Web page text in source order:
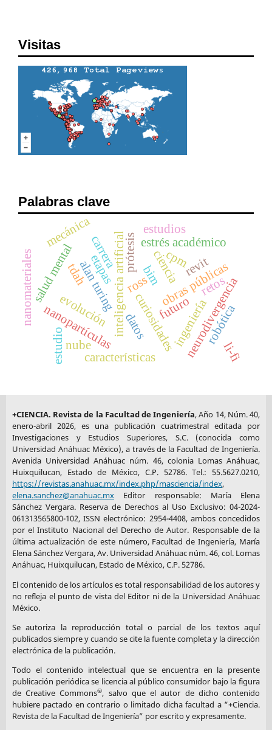
Visitas
Palabras clave
inteligencia artificial
alan turing ross
evolución curiosidades
datos
ciencia
futuro
prótesis
ingeniería
tdah neurodivergencia
salud mental estrés académico
nanomateriales
nanopartículas
obras públicas
etapas revit
bim
cpm
estudio nube
características
robótica
mecánica
carrera
estudios
retos
li-fi
+CIENCIA. Revista de la Facultad de Ingeniería, Año 14, Núm. 40,
enero-abril 2026, es una publicación cuatrimestral editada por
Investigaciones y Estudios Superiores, S.C. (conocida como
Universidad Anáhuac México), a través de la Facultad de Ingeniería.
Avenida Universidad Anáhuac núm. 46, colonia Lomas Anáhuac,
Huixquilucan, Estado de México, C.P. 52786. Tel.: 55.5627.0210,
https://revistas.anahuac.mx/index.php/masciencia/index,
elena.sanchez@anahuac.mxEditor responsable: María Elena
Sánchez Vergara. Reserva de Derechos al Uso Exclusivo: 04-2024-
061313565800-102, ISSN electrónico: 2954-4408, ambos concedidos
por el Instituto Nacional del Derecho de Autor. Responsable de la
última actualización de este número, Facultad de Ingeniería, María
Elena Sánchez Vergara, Av. Universidad Anáhuac núm. 46, col. Lomas
Anáhuac, Huixquilucan, Estado de México, C.P. 52786.
El contenido de los artículos es total responsabilidad de los autores y
no refleja el punto de vista del Editor ni de la Universidad Anáhuac
México.
Se autoriza la reproducción total o parcial de los textos aquí
publicados siempre y cuando se cite la fuente completa y la dirección
electrónica de la publicación.
Todo el contenido intelectual que se encuentra en la presente
publicación periódica se licencia al público consumidor bajo la figura
de Creative Commons©, salvo que el autor de dicho contenido
hubiere pactado en contrario o limitado dicha facultad a “+Ciencia.
Revista de la Facultad de Ingeniería” por escrito y expresamente.